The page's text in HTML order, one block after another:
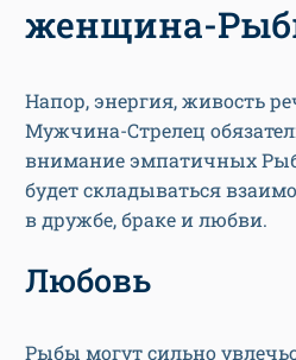
женщина-
Напор, энергия, живость
Мужчина-Стрелец
внимание эмпатичных
будет складываться
в дружбе, браке и любви.
Любовь
Рыбы могут сильно